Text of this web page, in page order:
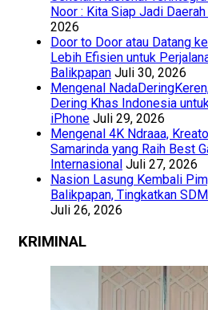
Noor : Kita Siap Jadi
2026
Door to Door atau Datang
Lebih Efisien untuk
Balikpapan Juli 30, 2026
Mengenal
Dering Khas Indonesia
iPhone Juli 29, 2026
Mengenal 4K Ndraaa,
Samarinda yang Raih Best
Internasional Juli 27, 2026
Nasion Lasung Kembali
Balikpapan, Tingkatkan
Juli 26, 2026
KRIMINAL